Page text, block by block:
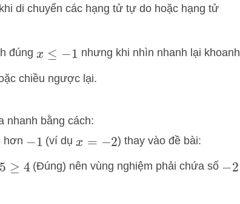
di chuyển các hạng tử tự do hoặc hạng tử
đúng x≤− 1 nhưng khi nhìn nhanh lại khoanh
chiều ngược lại.
nhanh bằng cách:
hơn −1 (ví dụ x=− 2 ) thay vào đề bài:
5 ≥4 (Đúng) nên vùng nghiệm phải chứa số −2